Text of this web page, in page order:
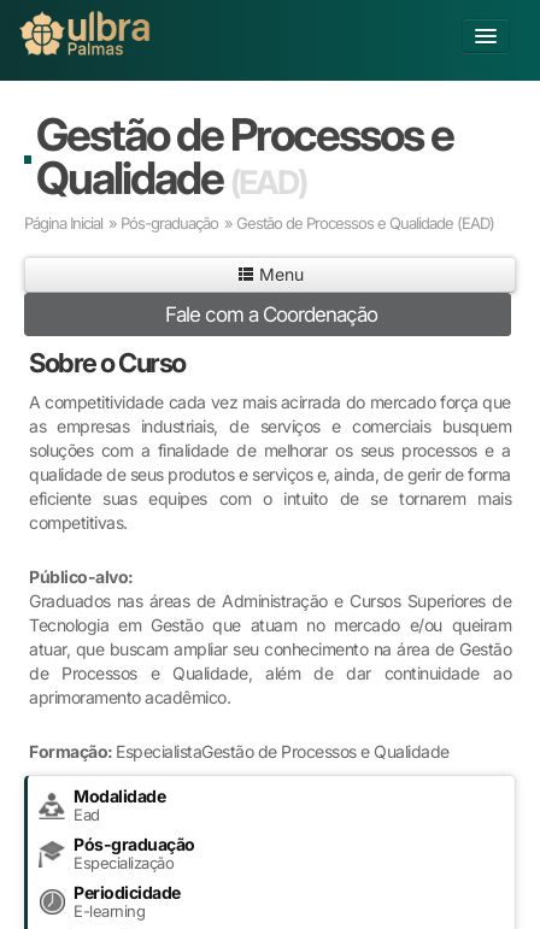
Buscar
Já sou Aluno
Educação Básica
Pós-graduação
Educação a Distância
Pesquisa
Extensão
Infraestrutura e Serviços
Inovação
Sobre a ULBRA
Gestão de Processos e
Qualidade (EAD)
Página Inicial » Pós-graduação » Gestão de Processos e Qualidade (EAD)
Menu
Fale com a Coordenação
Sobre o Curso
A competitividade cada vez mais acirrada do mercado força que
as empresas industriais, de serviços e comerciais busquem
soluções com a finalidade de melhorar os seus processos e a
qualidade de seus produtos e serviços e, ainda, de gerir de forma
eficiente suas equipes com o intuito de se tornarem mais
competitivas.
Público-alvo:
Graduados nas áreas de Administração e Cursos Superiores de
Tecnologia em Gestão que atuam no mercado e/ou queiram
atuar, que buscam ampliar seu conhecimento na área de Gestão
de Processos e Qualidade, além de dar continuidade ao
aprimoramento acadêmico.
Formação: EspecialistaGestão de Processos e Qualidade
Modalidade
Ead
Pós-graduação
Especialização
Periodicidade
E-learning